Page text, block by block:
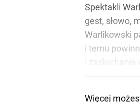
Spektakli
gest, słowo,
Warlikowski
i temu
i
Więcej